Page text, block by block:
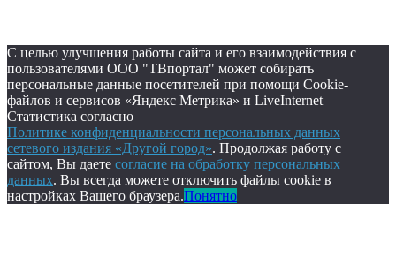
С целью улучшения работы сайта и его взаимодействия с
пользователями ООО "ТВпортал" может собирать
персональные данные посетителей при помощи Cookie-
файлов и сервисов «Яндекс Метрика» и LiveInternet
Статистика согласно
Политике конфиденциальности персональных данных
сетевого издания «Другой город». Продолжая работу с
сайтом, Вы даете согласие на обработку персональных
данных. Вы всегда можете отключить файлы cookie в
настройках Вашего браузера.Понятно